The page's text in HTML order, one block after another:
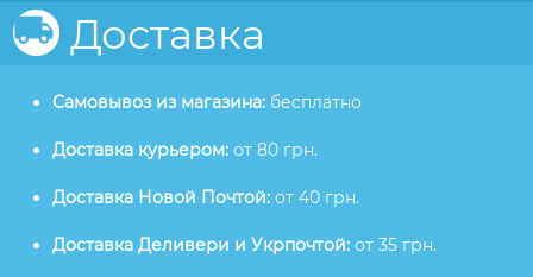
Доставка
Самовывоз из магазина: бесплатно
Доставка курьером: от 80 грн.
Доставка Новой Почтой: от 40 грн.
Доставка Деливери и Укрпочтой: от 35 грн.